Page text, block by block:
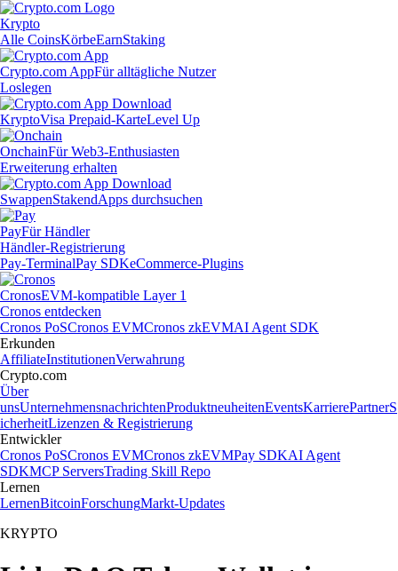
Krypto
Alle CoinsKörbeEarnStaking
Crypto.com AppFür alltägliche Nutzer
Loslegen
KryptoVisa Prepaid-KarteLevel Up
OnchainFür Web3-Enthusiasten
Erweiterung erhalten
SwappenStakendApps durchsuchen
PayFür Händler
Händler-Registrierung
Pay-TerminalPay SDKeCommerce-Plugins
CronosEVM-kompatible Layer 1
Cronos entdecken
Cronos PoSCronos EVMCronos zkEVMAI Agent SDK
Erkunden
AffiliateInstitutionenVerwahrung
Crypto.com
Über
unsUnternehmensnachrichtenProduktneuheitenEventsKarrierePartnerS
icherheitLizenzen & Registrierung
Entwickler
Cronos PoSCronos EVMCronos zkEVMPay SDKAI Agent
SDKMCP ServersTrading Skill Repo
Lernen
LernenBitcoinForschungMarkt-Updates
KRYPTO